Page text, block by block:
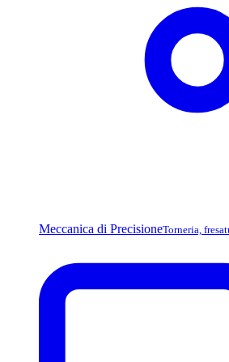
Meccanica di PrecisioneTorneria,